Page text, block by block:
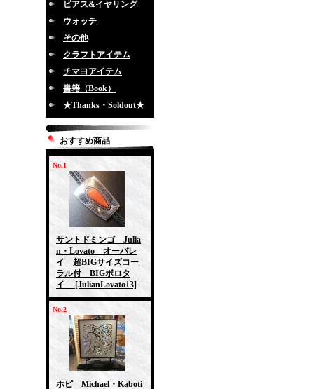
ピアス&イヤリング
ウォッチ
その他
クラフトアイテム
チマヨアイテム
書籍（Book）
★Thanks・Soldout★
おすすめ商品
No.1
サントドミンゴ Julia
n・Lovato オーバレ
イ 超BIGサイズコー
ラル付 BIGボロタ
イ
[JulianLovato13]
No.2
ホピ Michael・Kaboti